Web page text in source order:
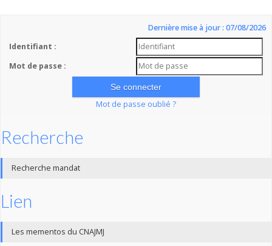
Dernière mise à jour : 07/08/2026
Identifiant :
Mot de passe :
Mot de passe oublié ?
Recherche
Recherche mandat
Lien
Les mementos du CNAJMJ